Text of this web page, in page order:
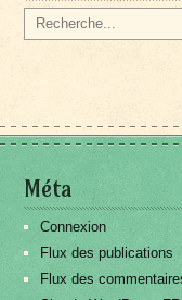
Méta
Connexion
Flux des publications
Flux des